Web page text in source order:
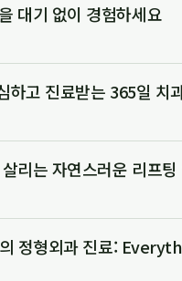
대기 없이 경험하세요
하고 진료받는 365일 치
리는 자연스러운 리프팅
의 정형외과 진료: